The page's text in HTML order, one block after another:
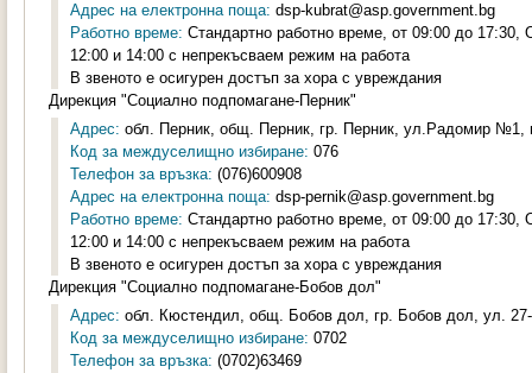
Адрес на електронна поща: dsp-kubrat@asp.government.bg
Работно време: Стандартно работно време, от 09:00 до
12:00 и 14:00 с непрекъсваем режим на работа
В звеното е осигурен достъп за хора с увреждания
Дирекция "Социално подпомагане-Перник"
Адрес: обл. Перник, общ. Перник, гр. Перник, ул.Радомир №1,
Код за междуселищно избиране: 076
Телефон за връзка: (076)600908
Адрес на електронна поща: dsp-pernik@asp.government.bg
Работно време: Стандартно работно време, от 09:00 до
12:00 и 14:00 с непрекъсваем режим на работа
В звеното е осигурен достъп за хора с увреждания
Дирекция "Социално подпомагане-Бобов дол"
Адрес: обл. Кюстендил, общ. Бобов дол, гр. Бобов дол, ул.
Код за междуселищно избиране: 0702
Телефон за връзка: (0702)63469